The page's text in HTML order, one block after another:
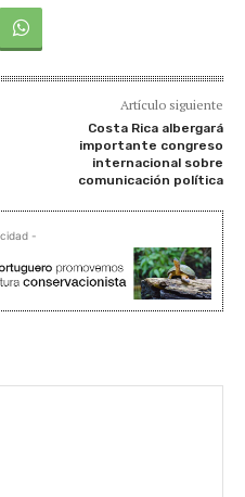
Artículo siguiente
Costa Rica albergará
importante congreso
internacional sobre
comunicación política
-